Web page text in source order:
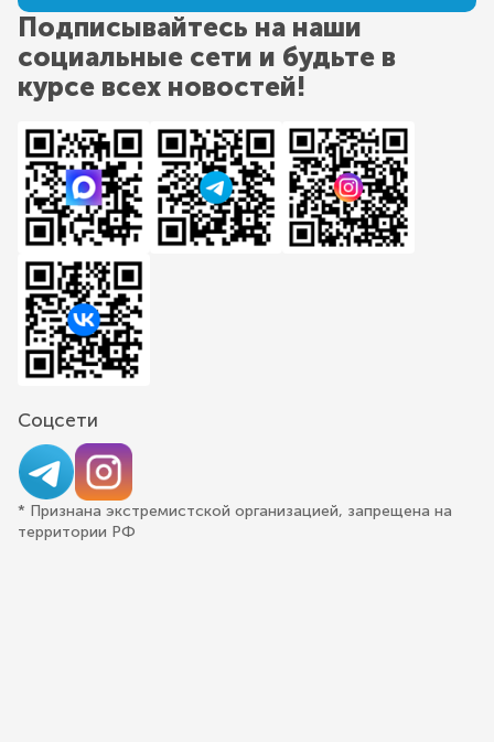
Подписывайтесь на наши
социальные сети и будьте в
курсе всех новостей!
Соцсети
* Признана экстремистской организацией, запрещена на
территории РФ